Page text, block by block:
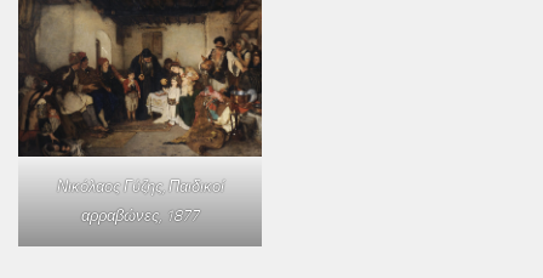
Νικόλαος Γύζης,Παιδικοί
αρραβώνες, 1877